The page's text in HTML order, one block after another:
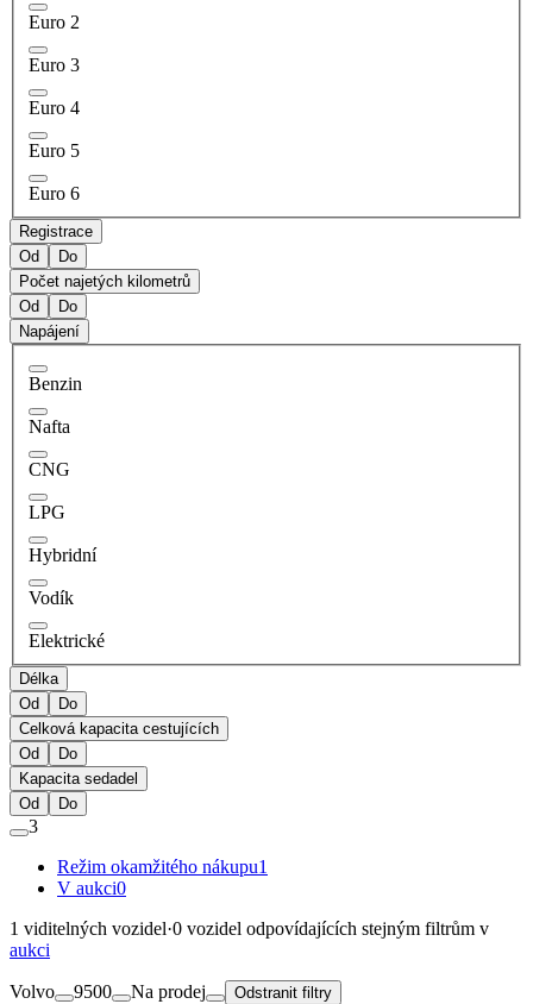
Euro 2
Euro 3
Euro 4
Euro 5
Euro 6
Registrace
Od
Do
Počet najetých kilometrů
Od
Do
Napájení
Benzin
Nafta
CNG
LPG
Hybridní
Vodík
Elektrické
Délka
Od
Do
Celková kapacita cestujících
Od
Do
Kapacita sedadel
Od
Do
3
Režim okamžitého nákupu1
V aukci0
1 viditelných vozidel·0 vozidel odpovídajících stejným filtrům v
aukci
Volvo 9500 Na prodej Odstranit filtry